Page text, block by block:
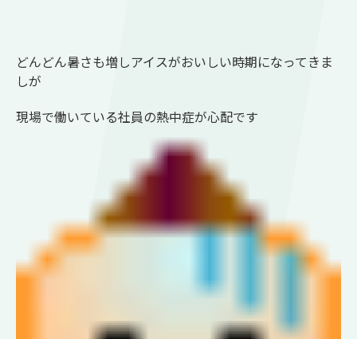
どんどん暑さも増しアイスがおいしい時期になってきま
しが
現場で働いている社員の熱中症が心配です